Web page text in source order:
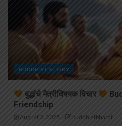
BUDDHIST STORY
बुद्धांचे मैत्रीविषयक विचार
Friendship
August 3, 2025 buddhistbharat